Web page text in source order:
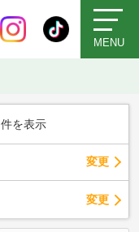
MENU
件を表示
変更
変更